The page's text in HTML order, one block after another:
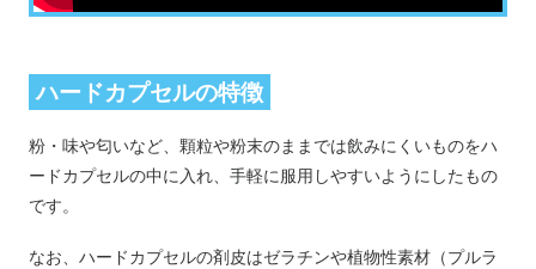
ハードカプセルの特徴
粉・味や匂いなど、顆粒や粉末のままでは飲みにくいものをハ
ードカプセルの中に入れ、手軽に服用しやすいようにしたもの
です。
なお、ハードカプセルの剤皮はゼラチンや植物性素材（プルラ